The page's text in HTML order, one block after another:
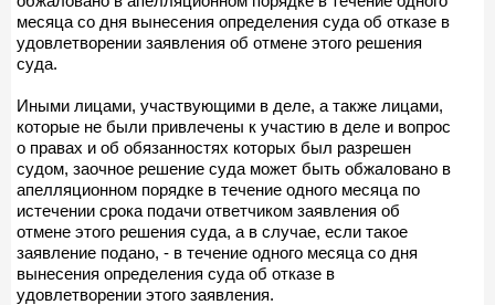
месяца со дня вынесения определения суда об отказе в
удовлетворении заявления об отмене этого решения
суда.
Иными лицами, участвующими в деле, а также лицами,
которые не были привлечены к участию в деле и вопрос
о правах и об обязанностях которых был разрешен
судом, заочное решение суда может быть обжаловано в
апелляционном порядке в течение одного месяца по
истечении срока подачи ответчиком заявления об
отмене этого решения суда, а в случае, если такое
заявление подано, - в течение одного месяца со дня
вынесения определения суда об отказе в
удовлетворении этого заявления.